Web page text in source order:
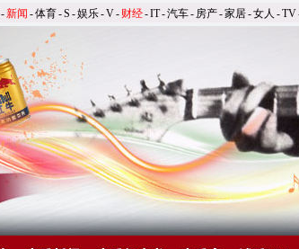
-新闻 -体育-S -娱乐-V- 财经-IT-汽车- 房产-家居-女人 -TV